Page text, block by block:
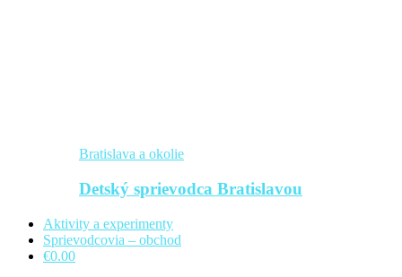
Bratislava a okolie
Detský sprievodca Bratislavou
Aktivity a experimenty
Sprievodcovia – obchod
€0.00